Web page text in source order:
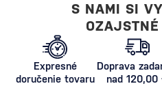
S NAMI SI
Expresné
doručenie tovaru
Doprava
nad 120,00